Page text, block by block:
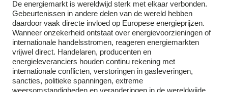
De energiemarkt is wereldwijd sterk met elkaar verbonden.
Gebeurtenissen in andere delen van de wereld hebben
daardoor vaak directe invloed op Europese energieprijzen.
Wanneer onzekerheid ontstaat over energievoorzieningen of
internationale handelsstromen, reageren energiemarkten
vrijwel direct. Handelaren, producenten en
energieleveranciers houden continu rekening met
internationale conflicten, verstoringen in gasleveringen,
sancties, politieke spanningen, extreme
weersomstandigheden en veranderingen in de wereldwijde